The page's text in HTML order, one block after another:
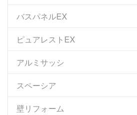
バスパネルEX
ピュアレストEX
アルミサッシ
スペーシア
壁リフォーム